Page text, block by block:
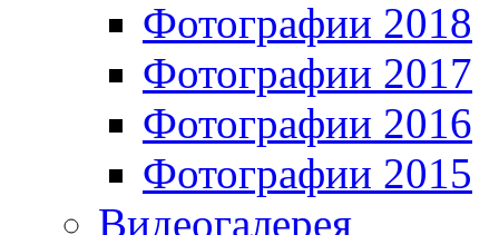
Фотографии 2018
Фотографии 2017
Фотографии 2016
Фотографии 2015
Видеогалерея